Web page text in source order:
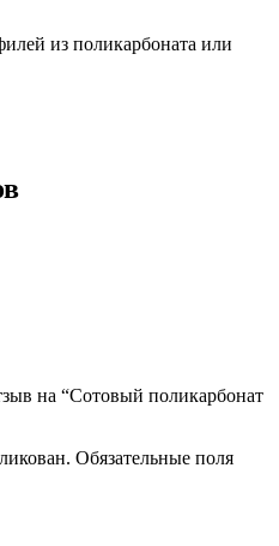
из поликарбоната или
на “Сотовый поликарбонат
Обязательные поля